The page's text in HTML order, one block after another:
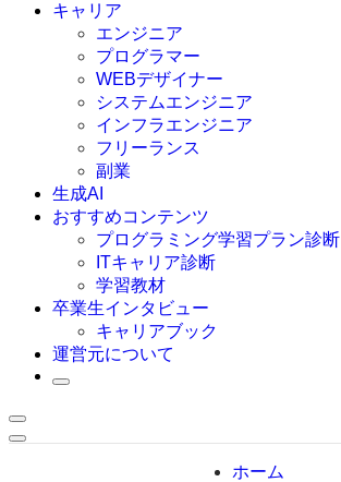
C言語
C#
VBA
Go言語
Kotlin
Java
JavaScript
Swift
Ruby
その他言語
キャリア
エンジニア
プログラマー
WEBデザイナー
システムエンジニア
インフラエンジニア
フリーランス
副業
生成AI
おすすめコンテンツ
プログラミング学習プラン診断
ITキャリア診断
学習教材
卒業生インタビュー
キャリアブック
運営元について
ホーム